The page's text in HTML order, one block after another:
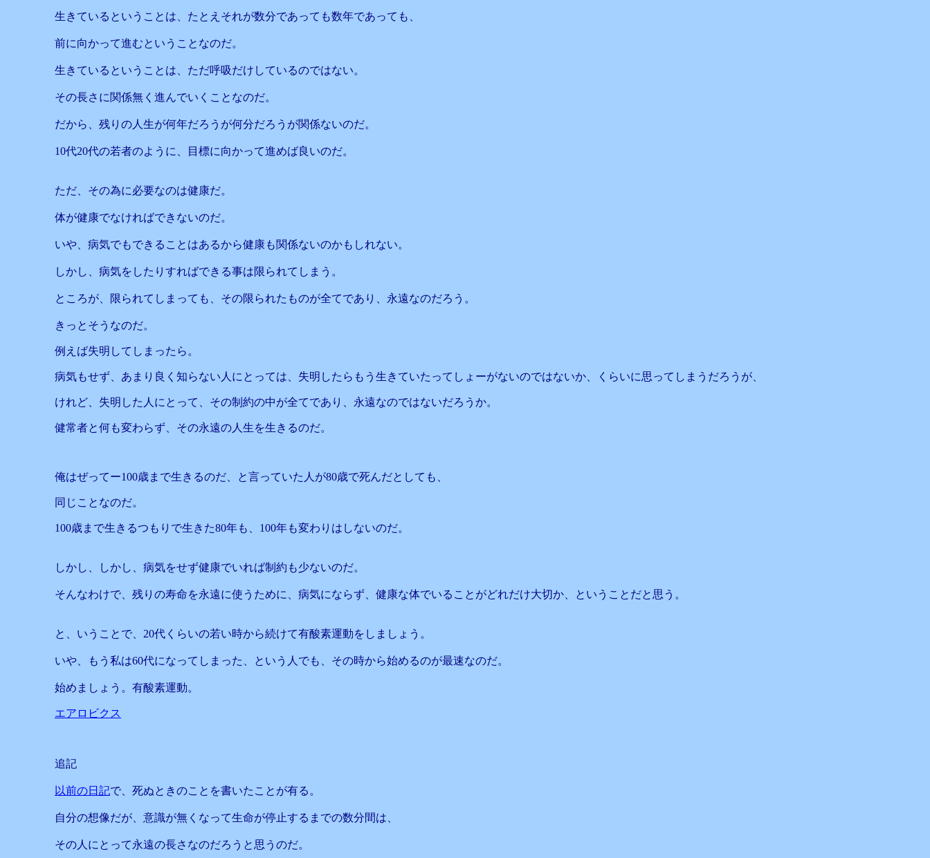
生きているということは、たとえそれが数分であっても数年であっても、
前に向かって進むということなのだ。
生きているということは、ただ呼吸だけしているのではない。
その長さに関係無く進んでいくことなのだ。
だから、残りの人生が何年だろうが何分だろうが関係ないのだ。
10代20代の若者のように、目標に向かって進めば良いのだ。
ただ、その為に必要なのは健康だ。
体が健康でなければできないのだ。
いや、病気でもできることはあるから健康も関係ないのかもしれない。
しかし、病気をしたりすればできる事は限られてしまう。
ところが、限られてしまっても、その限られたものが全てであり、永遠なのだろう。
きっとそうなのだ。
例えば失明してしまったら。
病気もせず、あまり良く知らない人にとっては、失明したらもう生きていたってしょーがないのではないか、くらいに思ってしまうだろうが、
けれど、失明した人にとって、その制約の中が全てであり、永遠なのではないだろうか。
健常者と何も変わらず、その永遠の人生を生きるのだ。
俺はぜってー100歳まで生きるのだ、と言っていた人が80歳で死んだとしても、
同じことなのだ。
100歳まで生きるつもりで生きた80年も、100年も変わりはしないのだ。
しかし、しかし、病気をせず健康でいれば制約も少ないのだ。
そんなわけで、残りの寿命を永遠に使うために、病気にならず、健康な体でいることがどれだけ大切か、ということだと思う。
と、いうことで、20代くらいの若い時から続けて有酸素運動をしましょう。
いや、もう私は60代になってしまった、という人でも、その時から始めるのが最速なのだ。
始めましょう。有酸素運動。
エアロビクス
追記
以前の日記で、死ぬときのことを書いたことが有る。
自分の想像だが、意識が無くなって生命が停止するまでの数分間は、
その人にとって永遠の長さなのだろうと思うのだ。